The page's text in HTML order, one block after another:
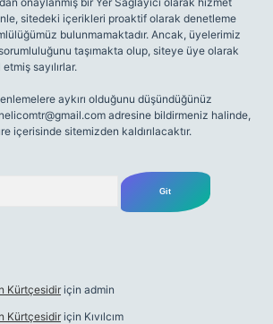
sitedeki içerikleri proaktif olarak denetleme
bulunmamaktadır. Ancak, üyelerimiz
taşımakta olup, siteye üye olarak
sayılırlar.
aykırı olduğunu düşündüğünüz
adresine bildirmeniz halinde,
içerisinde sitemizden kaldırılacaktır.
Kürtçesidir için admin
Kürtçesidir için Kıvılcım